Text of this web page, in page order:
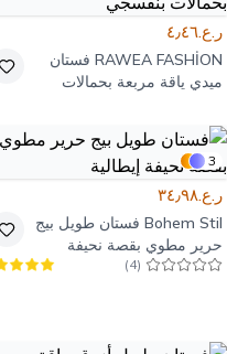
ر.ع.٤٫٤٦
RAWEA FASHİON فستان
ميدي ياقة مربعة بحمالات
3
ر.ع.٣٤٫٩٨
Bohem Stil فستان طويل بيج
حرير مطوي بقصة نحيفة
إيطالية
(
4
)